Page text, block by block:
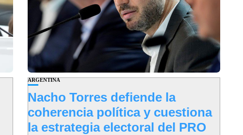
ARGENTINA
Nacho Torres defiende la
coherencia política y cuestiona
la estrategia electoral del PRO